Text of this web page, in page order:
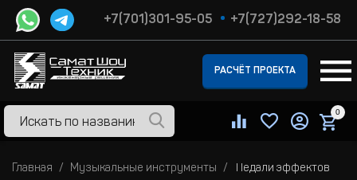
+7(701)301-95-05 +7(727)292-18-58
РАСЧЁТ ПРОЕКТА
0
Главная Музыкальные инструменты Педали эффектов